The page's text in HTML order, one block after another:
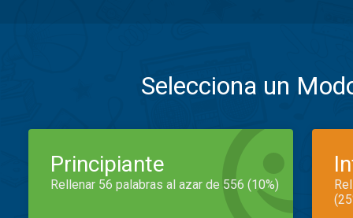
Selecciona un
Principiante
Rellenar 56 palabras al azar de 556 (10%)